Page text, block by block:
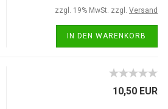
zzgl. 19% MwSt. zzgl. Versand
IN DEN WARENKORB
10,50 EUR